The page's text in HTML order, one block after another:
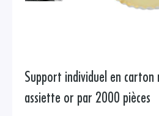
Support individuel en
assiette or par 2000 pièces